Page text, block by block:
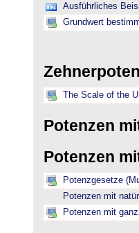
Ausführliches
Grundwert
The Scale of the
Potenzen
Potenzen
Potenzgesetze
Potenzen mit
Potenzen mit